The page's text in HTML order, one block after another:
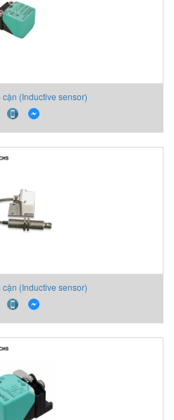
(Inductive sensor)
(Inductive sensor)